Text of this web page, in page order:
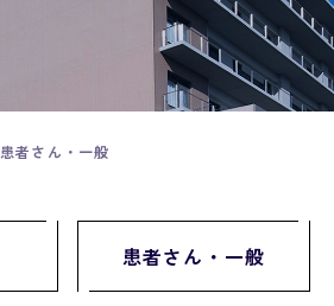
患者さん・一般
患者さん・一般